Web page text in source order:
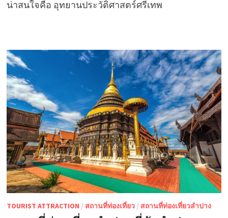
น่าสนใจคือ อุทยานประวัติศาสตร์ศรีเทพ
TOURIST ATTRACTION / สถานที่ท่องเที่ยว/ สถานที่ท่องเที่ยวลำปาง